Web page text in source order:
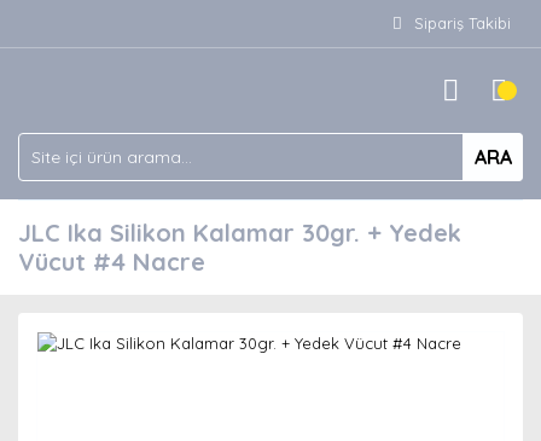
Sipariş Takibi
ARA
JLC Ika Silikon Kalamar 30gr. + Yedek
Vücut #4 Nacre